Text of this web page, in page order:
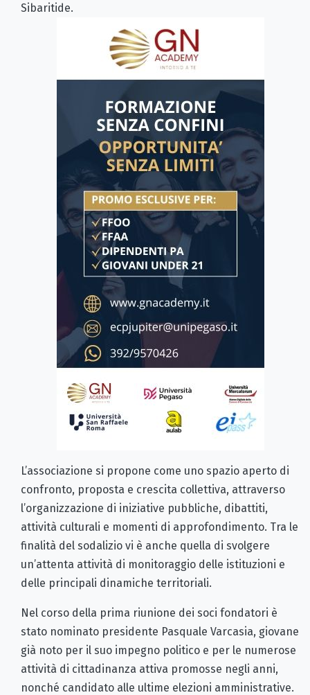
Sibaritide.
L’associazione si propone come uno spazio aperto di
confronto, proposta e crescita collettiva, attraverso
l’organizzazione di iniziative pubbliche, dibattiti,
attività culturali e momenti di approfondimento. Tra le
finalità del sodalizio vi è anche quella di svolgere
un’attenta attività di monitoraggio delle istituzioni e
delle principali dinamiche territoriali.
Nel corso della prima riunione dei soci fondatori è
stato nominato presidente Pasquale Varcasia, giovane
già noto per il suo impegno politico e per le numerose
attività di cittadinanza attiva promosse negli anni,
nonché candidato alle ultime elezioni amministrative.